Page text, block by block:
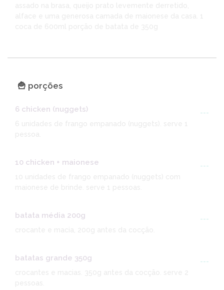
alface e uma generosa camada de maionese da casa. 1
coca de 600ml porção de batata de 350g
🍟 porções
6 chicken (nuggets)
---
6 unidades de frango empanado (nuggets). serve 1
10 chicken + maionese
---
10 unidades de frango empanado (nuggets) com
batata média 200g
---
crocante e macia, 200g antes da cocção.
batatas grande 350g
---
crocantes e macias. 350g antes da cocção. serve 2